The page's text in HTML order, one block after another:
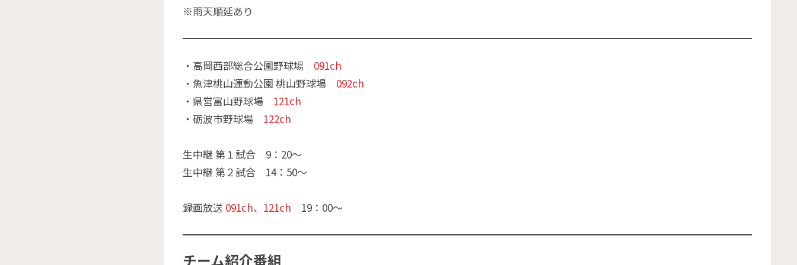
※雨天順延あり
・高岡西部総合公園野球場 091ch
・魚津桃山運動公園 桃山野球場 092ch
・県営富山野球場 121ch
・砺波市野球場 122ch
生中継 第１試合 9：20〜
生中継 第２試合 14：50〜
録画放送 091ch、 121ch 19：00〜
チーム紹介番組